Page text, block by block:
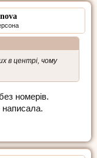
в центрі, чому
номерів.